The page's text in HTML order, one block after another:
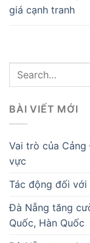
giá cạnh tranh
BÀI VIẾT MỚI
Vai trò của
vực
Tác động đối với
Đà Nẵng tăng
Quốc, Hàn Quốc